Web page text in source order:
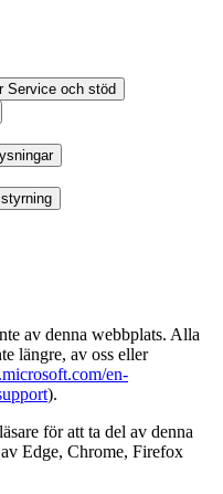
Service och stöd
av denna webbplats. Alla
längre, av oss eller
en-
).
för att ta del av denna
Edge, Chrome, Firefox